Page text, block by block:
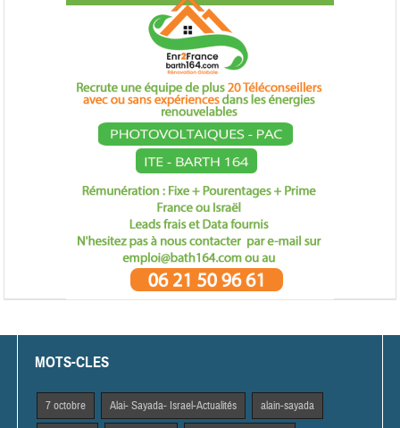
MOTS-CLES
7 octobre Alai- Sayada- Israel-Actualités alain-sayada